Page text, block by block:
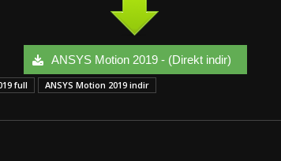
ANSYS Motion 2019 - (Direkt indir)
full ANSYS Motion 2019 indir